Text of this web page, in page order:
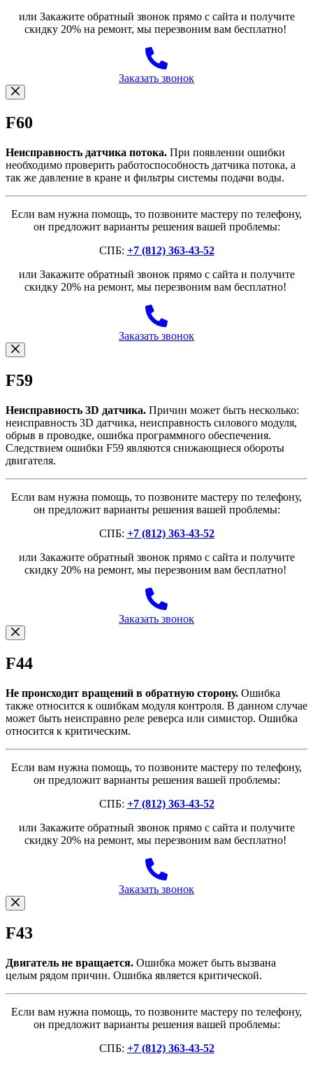
или Закажите обратный звонок прямо с сайта и получите
скидку 20% на ремонт, мы перезвоним вам бесплатно!
Заказать звонок
F60
Неисправность датчика потока. При появлении ошибки
необходимо проверить работоспособность датчика потока, а
так же давление в кране и фильтры системы подачи воды.
Если вам нужна помощь, то позвоните мастеру по телефону,
он предложит варианты решения вашей проблемы:
СПБ: +7 (812) 363-43-52
или Закажите обратный звонок прямо с сайта и получите
скидку 20% на ремонт, мы перезвоним вам бесплатно!
Заказать звонок
F59
Неисправность 3D датчика. Причин может быть несколько:
неисправность 3D датчика, неисправность силового модуля,
обрыв в проводке, ошибка программного обеспечения.
Следствием ошибки F59 являются снижающиеся обороты
двигателя.
Если вам нужна помощь, то позвоните мастеру по телефону,
он предложит варианты решения вашей проблемы:
СПБ: +7 (812) 363-43-52
или Закажите обратный звонок прямо с сайта и получите
скидку 20% на ремонт, мы перезвоним вам бесплатно!
Заказать звонок
F44
Не происходит вращений в обратную сторону. Ошибка
также относится к ошибкам модуля контроля. В данном случае
может быть неисправно реле реверса или симистор. Ошибка
относится к критическим.
Если вам нужна помощь, то позвоните мастеру по телефону,
он предложит варианты решения вашей проблемы:
СПБ: +7 (812) 363-43-52
или Закажите обратный звонок прямо с сайта и получите
скидку 20% на ремонт, мы перезвоним вам бесплатно!
Заказать звонок
F43
Двигатель не вращается. Ошибка может быть вызвана
целым рядом причин. Ошибка является критической.
Если вам нужна помощь, то позвоните мастеру по телефону,
он предложит варианты решения вашей проблемы:
СПБ: +7 (812) 363-43-52